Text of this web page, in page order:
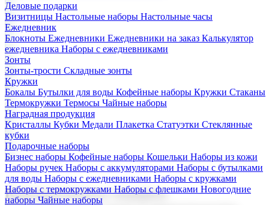
Деловые подарки
Визитницы Настольные наборы Настольные часы
Ежедневник
Блокноты Ежедневники Ежедневники на заказ Калькулятор
ежедневника Наборы с ежедневниками
Зонты
Зонты-трости Складные зонты
Кружки
Бокалы Бутылки для воды Кофейные наборы Кружки Стаканы
Термокружки Термосы Чайные наборы
Наградная продукция
Kристаллы Кубки Медали Плакетка Статуэтки Стеклянные
кубки
Подарочные наборы
Бизнес наборы Кофейные наборы Кошельки Наборы из кожи
Наборы ручек Наборы с аккумуляторами Наборы с бутылками
для воды Наборы с ежедневниками Наборы с кружками
Наборы с термокружками Наборы с флешками Новогодние
наборы Чайные наборы
Корпоративные подарки